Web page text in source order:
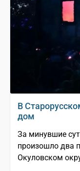
В
дом
За минувшие
произошло два
Окуловском